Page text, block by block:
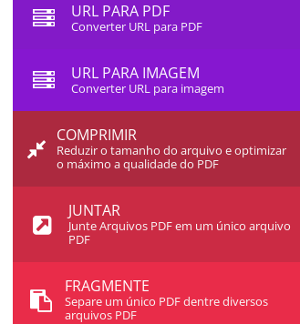
URL PARA PDF
Converter URL para PDF
URL PARA IMAGEM
Converter URL para imagem
COMPRIMIR
Reduzir o tamanho do arquivo e optimizar
o máximo a qualidade do PDF
JUNTAR
Junte Arquivos PDF em um único arquivo
PDF
FRAGMENTE
Separe um único PDF dentre diversos
arquivos PDF